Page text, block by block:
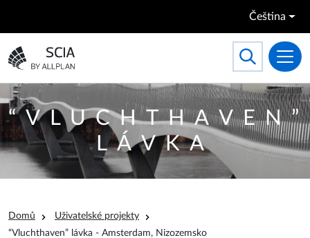
Čeština
Přejít na domovskou stránku
Toggle
Search
“VLUCHTHAVEN”
LÁVKA
Drobečková navigace
Domů
Uživatelské projekty
“Vluchthaven” lávka - Amsterdam, Nizozemsko